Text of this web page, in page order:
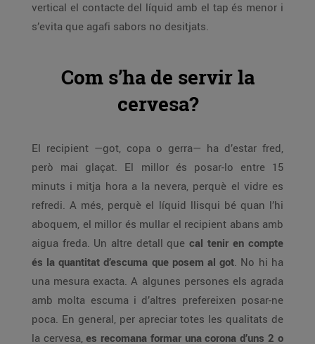
vertical el contacte del líquid amb el tap és menor i
s’evita que agafi sabors no desitjats.
Com s’ha de servir la
cervesa?
El recipient —got, copa o gerra— ha d’estar fred,
però mai glaçat. El millor és posar-lo entre 15
minuts i mitja hora a la nevera, perquè el vidre es
refredi. A més, perquè el líquid llisqui bé quan l’hi
aboquem, el millor és mullar el recipient abans amb
aigua freda. Un altre detall que cal tenir en compte
és la quantitat d’escuma que posem al got. No hi ha
una mesura exacta. A algunes persones els agrada
amb molta escuma i d’altres prefereixen posar-ne
poca. En general, per apreciar totes les qualitats de
la cervesa, es recomana formar una corona d’uns 2 o